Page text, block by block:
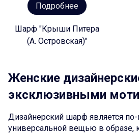
Подробнее
Шарф "Крыши Питера
(А. Островская)"
Женские
эксклюзивными
Дизайнерский шарф является
универсальной вещью в образе,